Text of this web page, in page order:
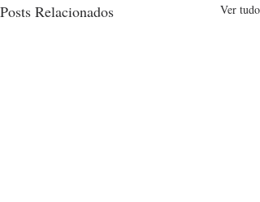
Posts Relacionados Ver tudo